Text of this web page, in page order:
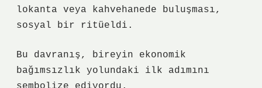
lokanta veya kahvehanede buluşması,
sosyal bir ritüeldi.
Bu davranış, bireyin ekonomik
bağımsızlık yolundaki ilk adımını